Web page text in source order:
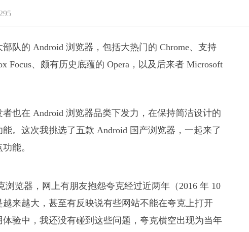
队的 Android 浏览器，包括大热门的 Chrome、支持
Focus、颇有历史底蕴的 Opera，以及后来者 Microsoft
也在 Android 浏览器品类下发力，在保持简洁设计的
。这次我挑选了五款 Android 国产浏览器，一起来了
能。
览器，网上有朋友抱怨夸克经过近两年（2016 年 10
来越大，甚至有反映说有些网站不能在夸克上打开
体验中，我还没有碰到这些问题，夸克横空出现为当年